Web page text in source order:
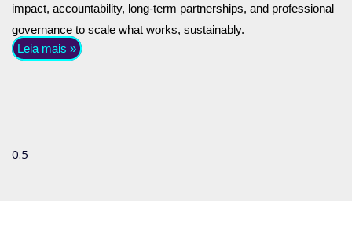
impact, accountability, long-term partnerships, and professional
governance to scale what works, sustainably.
Leia mais »